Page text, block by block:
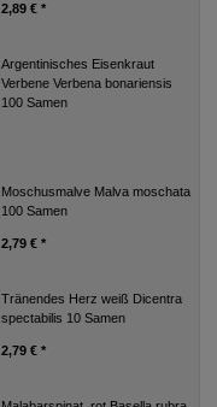
2,89 € *
Argentinisches Eisenkraut
Verbene Verbena bonariensis
100 Samen
Moschusmalve Malva moschata
100 Samen
2,79 € *
Tränendes Herz weiß Dicentra
spectabilis 10 Samen
2,79 € *